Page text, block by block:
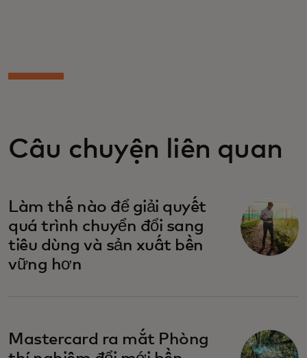
Câu chuyện liên quan
Làm thế nào để giải quyết
quá trình chuyển đổi sang
tiêu dùng và sản xuất bền
vững hơn
Mastercard ra mắt Phòng